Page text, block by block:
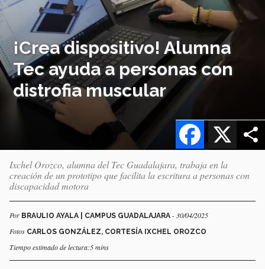
¡Crea dispositivo! Alumna
Tec ayuda a personas con
distrofia muscular
X
Facebook
Ixchel Orozco, alumna del Tec Guadalajara, trabaja en la
creación de un prototipo que facilita la escritura a personas con
discapacidad motora
Por BRAULIO AYALA | CAMPUS GUADALAJARA - 30/04/2025
Fotos CARLOS GONZÁLEZ, CORTESÍA IXCHEL OROZCO
Tiempo estimado de lectura:5 mins